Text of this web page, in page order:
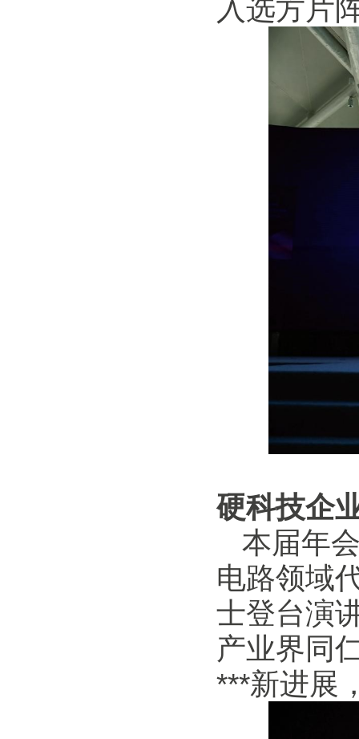
入选方片
硬科技企
本届年
电路领域
士登台演
产业界同
***新进展